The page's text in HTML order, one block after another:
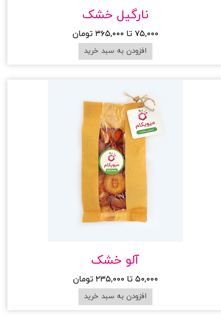
نارگیل خشک
۷۵,۰۰۰ تا ۳۶۵,۰۰۰ تومان
افزودن به سبد خرید
آلو خشک
۵۰,۰۰۰ تا ۲۳۵,۰۰۰ تومان
افزودن به سبد خرید